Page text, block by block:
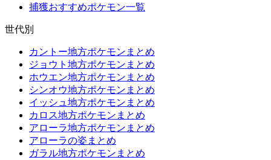
捕獲おすすめポケモン一覧
世代別
カントー地方ポケモンまとめ
ジョウト地方ポケモンまとめ
ホウエン地方ポケモンまとめ
シンオウ地方ポケモンまとめ
イッシュ地方ポケモンまとめ
カロス地方ポケモンまとめ
アローラ地方ポケモンまとめ
アローラの姿まとめ
ガラル地方ポケモンまとめ